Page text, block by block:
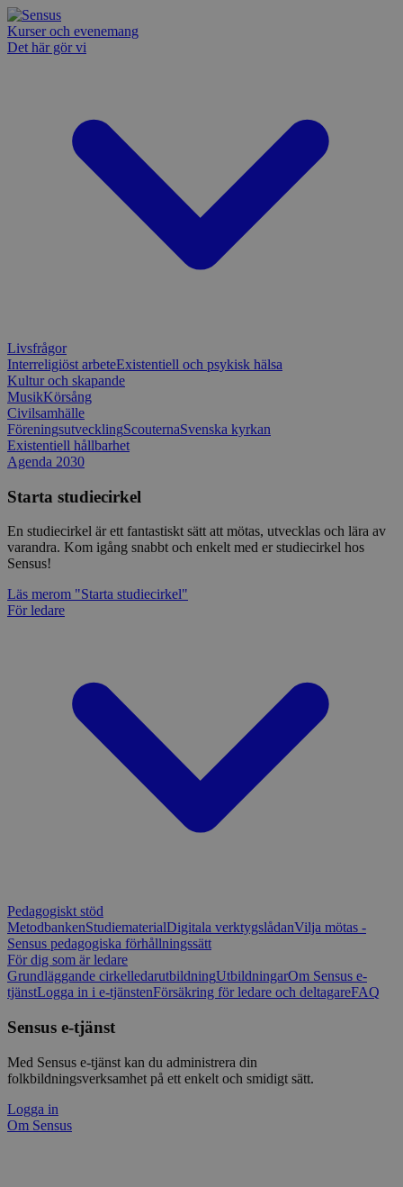
Kurser och evenemang
Det här gör vi
Livsfrågor
Interreligiöst arbeteExistentiell och psykisk hälsa
Kultur och skapande
MusikKörsång
Civilsamhälle
FöreningsutvecklingScouternaSvenska kyrkan
Existentiell hållbarhet
Agenda 2030
Starta studiecirkel
En studiecirkel är ett fantastiskt sätt att mötas, utvecklas och lära av
varandra. Kom igång snabbt och enkelt med er studiecirkel hos
Sensus!
Läs merom "Starta studiecirkel"
För ledare
Pedagogiskt stöd
MetodbankenStudiematerialDigitala verktygslådanVilja mötas -
Sensus pedagogiska förhållningssätt
För dig som är ledare
Grundläggande cirkelledarutbildningUtbildningarOm Sensus e-
tjänstLogga in i e-tjänstenFörsäkring för ledare och deltagareFAQ
Sensus e-tjänst
Med Sensus e-tjänst kan du administrera din
folkbildningsverksamhet på ett enkelt och smidigt sätt.
Logga in
Om Sensus